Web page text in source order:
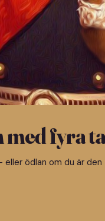
med fyra
ödlan om du är